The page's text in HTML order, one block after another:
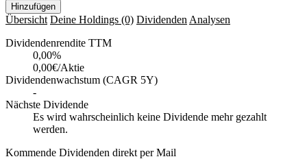
Hinzufügen
Übersicht Deine Holdings (0) Dividenden Analysen
Dividendenrendite TTM
0,00%
0,00€/Aktie
Dividendenwachstum (CAGR 5Y)
-
Nächste Dividende
Es wird wahrscheinlich keine Dividende mehr gezahlt
werden.
Kommende Dividenden direkt per Mail